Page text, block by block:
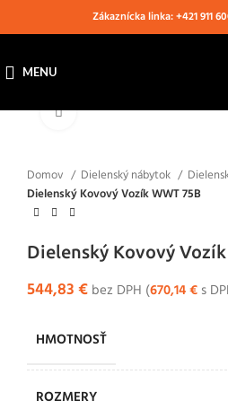
Zákaznícka linka: +421 911
MENU
Klikni pre zväčšenie
Domov Dielenský nábytok
Dielenský Kovový Vozík WWT 75B
Dielenský Kovový
544,83€ bez DPH (670,14€ s
HMOTNOSŤ
ROZMERY